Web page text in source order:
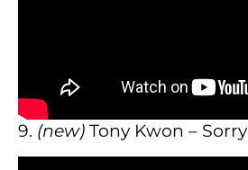
9. (new) Tony Kwon –